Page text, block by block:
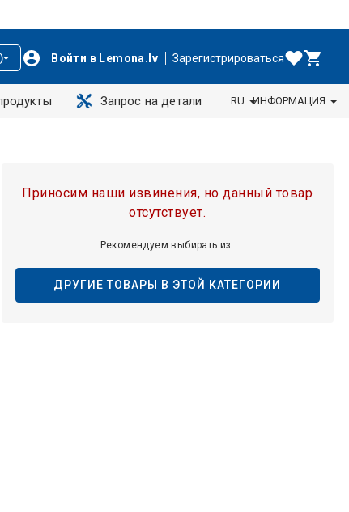
Войти в Lemona.lv Зарегистрироваться
Запрос на детали RU ИНФОРМАЦИЯ
Приносим наши извинения, но данный товар
отсутствует.
Рекомендуем выбирать из:
ДРУГИЕ ТОВАРЫ В ЭТОЙ КАТЕГОРИИ